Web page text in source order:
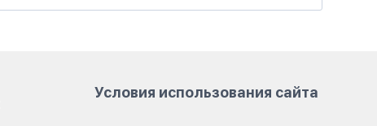
Условия использования сайта